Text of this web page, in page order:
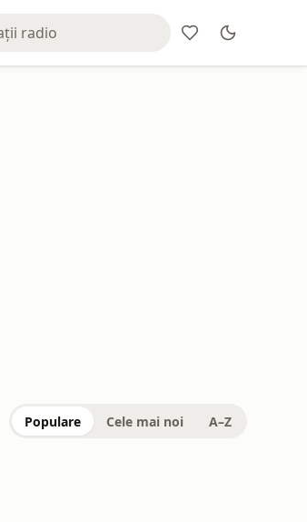
Populare Cele mai noi A–Z